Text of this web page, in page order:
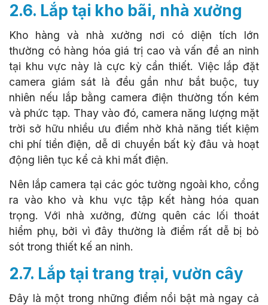
2.6. Lắp tại kho bãi, nhà xưởng
Kho hàng và nhà xưởng nơi có diện tích lớn
thường có hàng hóa giá trị cao và vấn đề an ninh
tại khu vực này là cực kỳ cần thiết. Việc lắp đặt
camera giám sát là đều gần như bắt buộc, tuy
nhiên nếu lắp bằng camera điện thường tốn kém
và phức tạp. Thay vào đó, camera năng lượng mặt
trời sở hữu nhiều ưu điểm nhờ khả năng tiết kiệm
chi phí tiền điện, dễ di chuyển bất kỳ đâu và hoạt
động liên tục kể cả khi mất điện.
Nên lắp camera tại các góc tường ngoài kho, cổng
ra vào kho và khu vực tập kết hàng hóa quan
trọng. Với nhà xưởng, đừng quên các lối thoát
hiểm phụ, bởi vì đây thường là điểm rất dễ bị bỏ
sót trong thiết kế an ninh.
2.7. Lắp tại trang trại, vườn cây
Đây là một trong những điểm nổi bật mà ngay cả